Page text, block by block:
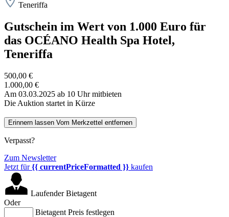
Teneriffa
Gutschein im Wert von 1.000 Euro für
das OCÉANO Health Spa Hotel,
Teneriffa
500,00 €
1.000,00 €
Am 03.03.2025 ab 10 Uhr mitbieten
Die Auktion startet in Kürze
Erinnern lassen Vom Merkzettel entfernen
Verpasst?
Zum Newsletter
Jetzt für{{ currentPriceFormatted }} kaufen
Laufender Bietagent
Oder
Bietagent Preis festlegen